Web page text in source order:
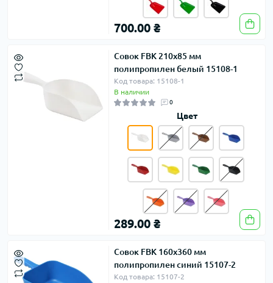
700.00 ₴
Совок FBK 210х85 мм
полипропилен белый 15108-1
Код товара: 15108-1
В наличии
0
Цвет
289.00 ₴
Совок FBK 160х360 мм
полипропилен синий 15107-2
Код товара: 15107-2